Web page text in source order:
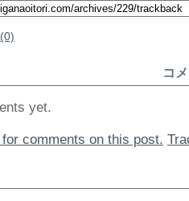
コ
yet.
comments on this post.